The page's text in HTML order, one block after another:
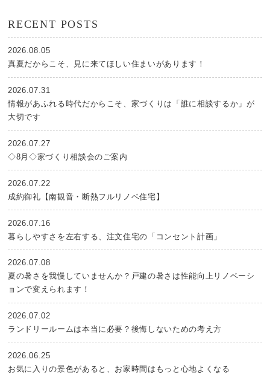
RECENT POSTS
2026.08.05
真夏だからこそ、見に来てほしい住まいがあります！
2026.07.31
情報があふれる時代だからこそ、家づくりは「誰に相談するか」が
大切です
2026.07.27
◇8月◇家づくり相談会のご案内
2026.07.22
成約御礼【南観音・断熱フルリノベ住宅】
2026.07.16
暮らしやすさを左右する、注文住宅の「コンセント計画」
2026.07.08
夏の暑さを我慢していませんか？戸建の暑さは性能向上リノベーシ
ョンで変えられます！
2026.07.02
ランドリールームは本当に必要？後悔しないための考え方
2026.06.25
お気に入りの景色があると、お家時間はもっと心地よくなる